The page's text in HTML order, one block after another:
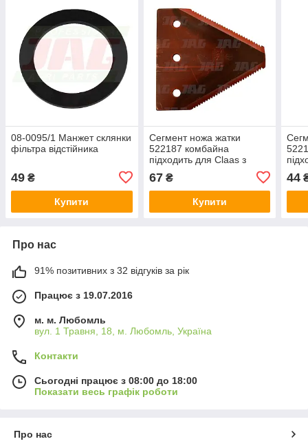
08-0095/1 Манжет склянки
фільтра відстійника
49 ₴
Купити
Сегмент ножа жатки
522187 комбайна
підходить для Claas з
нижньою нарізкою DIN80
— Rasspe Germany,76х80
67₴
Купити
—
44
Про нас
91% позитивних з 32 відгуків за рік
Працює з 19.07.2016
м. м. Любомль
вул. 1 Травня, 18, м. Любомль, Україна
Контакти
Сьогодні працює з 08:00 до 18:00
Показати весь графік роботи
Про нас